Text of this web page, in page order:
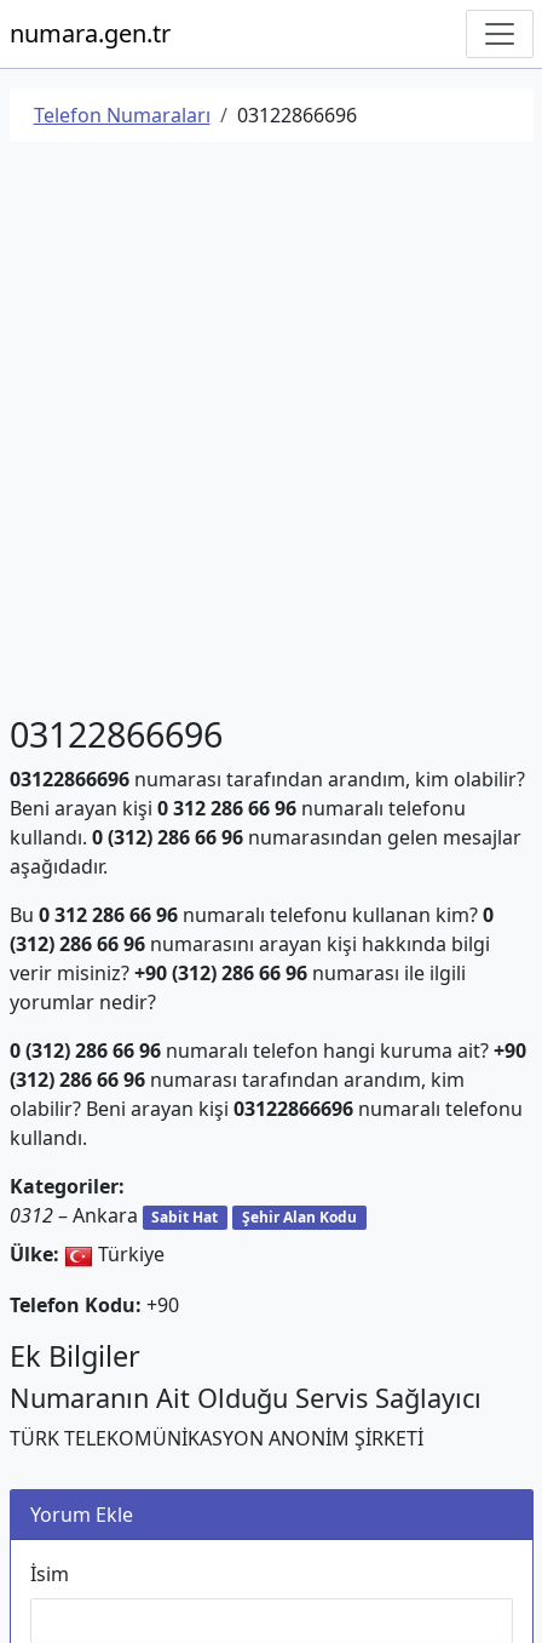
numara.gen.tr
Telefon Numaraları 03122866696
03122866696
03122866696numarası tarafından arandım, kim olabilir?
Beni arayan kişi 0 312 286 66 96numaralı telefonu
kullandı. 0 (312) 286 66 96numarasından gelen mesajlar
aşağıdadır.
Bu 0 312 286 66 96numaralı telefonu kullanan kim?0
(312) 286 66 96numarasını arayan kişi hakkında bilgi
verir misiniz?+90 (312) 286 66 96numarası ile ilgili
yorumlar nedir?
0 (312) 286 66 96numaralı telefon hangi kuruma ait?+90
(312) 286 66 96numarası tarafından arandım, kim
olabilir? Beni arayan kişi 03122866696numaralı telefonu
kullandı.
Kategoriler:
0312– Ankara Sabit Hat Şehir Alan Kodu
Ülke:
Türkiye
Telefon Kodu: +90
Ek Bilgiler
Numaranın Ait Olduğu Servis Sağlayıcı
TÜRK TELEKOMÜNİKASYON ANONİM ŞİRKETİ
Yorum Ekle
İsim